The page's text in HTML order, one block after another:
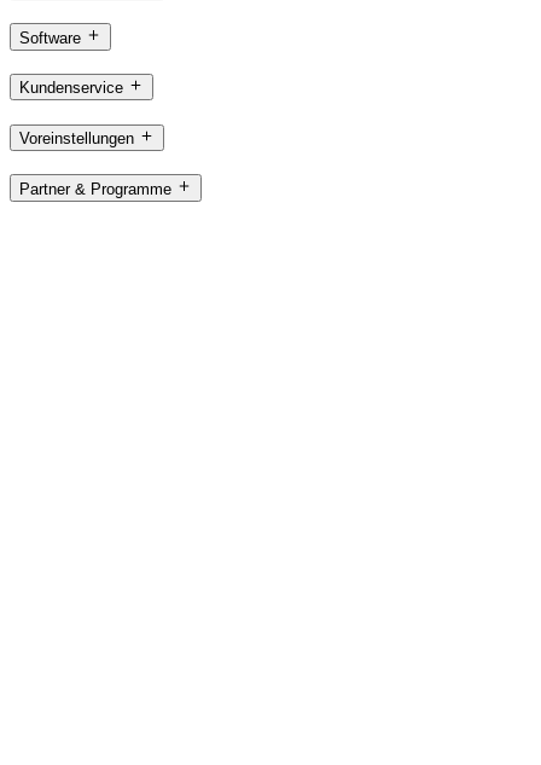
Software
Kundenservice
Voreinstellungen
Partner & Programme